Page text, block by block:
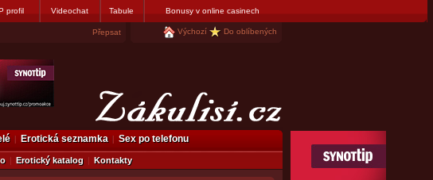
profil Videochat Tabule Bonusy v online casinech
Přepsat Výchozí Do oblíbených
Erotická seznamka Sex po telefonu
Erotický katalog Kontakty